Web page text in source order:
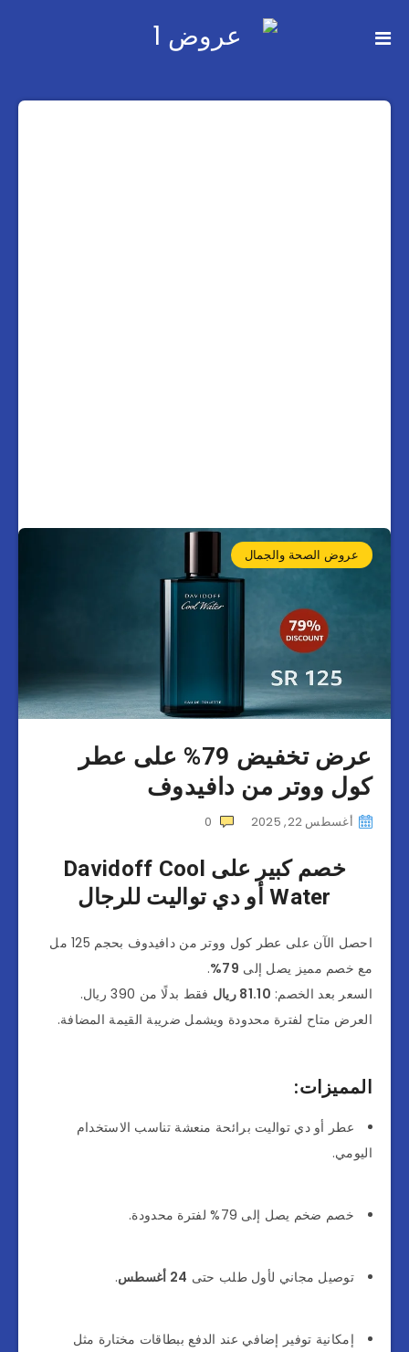
عروض الصحة والجمال
عرض تخفيض 79% على عطر
كول ووتر من دافيدوف
أغسطس 22, 2025 0
خصم كبير على Davidoff Cool
Water أو دي تواليت للرجال
احصل الآن على عطر كول ووتر من دافيدوف بحجم 125 مل
مع خصم مميز يصل إلى 79%
.
السعر بعد الخصم: 81.10 ريال
فقط بدلًا من 390 ريال.
العرض متاح لفترة محدودة ويشمل ضريبة القيمة المضافة.
المميزات:
عطر أو دي تواليت برائحة منعشة تناسب الاستخدام
اليومي.
خصم ضخم يصل إلى 79% لفترة محدودة.
توصيل مجاني لأول طلب حتى 24 أغسطس .
إمكانية توفير إضافي عند الدفع ببطاقات مختارة مثل